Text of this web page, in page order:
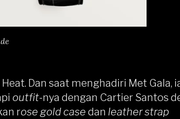
Dan saat menghadiri Met Gala,
outfit-nya dengan Cartier Santos
rose gold case dan leather strap